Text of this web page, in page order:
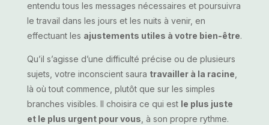
entendu tous les messages nécessaires et poursuivra
le travail dans les jours et les nuits à venir, en
effectuant les ajustements utiles à votre bien-être.
Qu’il s’agisse d’une difficulté précise ou de plusieurs
sujets, votre inconscient saura travailler à la racine
là où tout commence, plutôt que sur les simples
branches visibles. Il choisira ce qui est le plus juste
et le plus urgent pour vous , à son propre rythme.